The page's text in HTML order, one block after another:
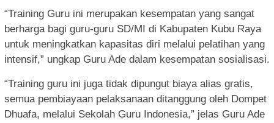
“Training Guru ini merupakan kesempatan yang sangat
berharga bagi guru-guru SD/MI di Kabupaten Kubu Raya
untuk meningkatkan kapasitas diri melalui pelatihan yang
intensif,” ungkap Guru Ade dalam kesempatan sosialisasi.
“Training guru ini juga tidak dipungut biaya alias gratis,
semua pembiayaan pelaksanaan ditanggung oleh Dompet
Dhuafa, melalui Sekolah Guru Indonesia,” jelas Guru Ade